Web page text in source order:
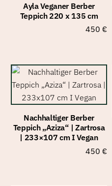
Ayla Veganer Berber
Teppich 220 x 135 cm
450 €
Nachhaltiger Berber
Teppich „Aziza“ | Zartrosa
| 233×107 cm I Vegan
450 €